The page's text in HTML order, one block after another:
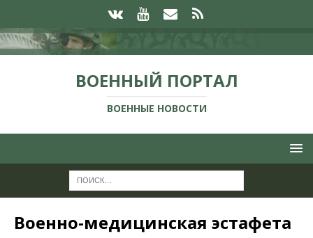
ВОЕННЫЙ ПОРТАЛ
ВОЕННЫЕ НОВОСТИ
Военно­-медицинская эстафета